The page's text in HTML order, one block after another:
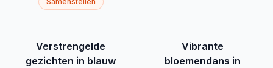
Verstrengelde
gezichten in blauw
Vibrante
bloemendans in